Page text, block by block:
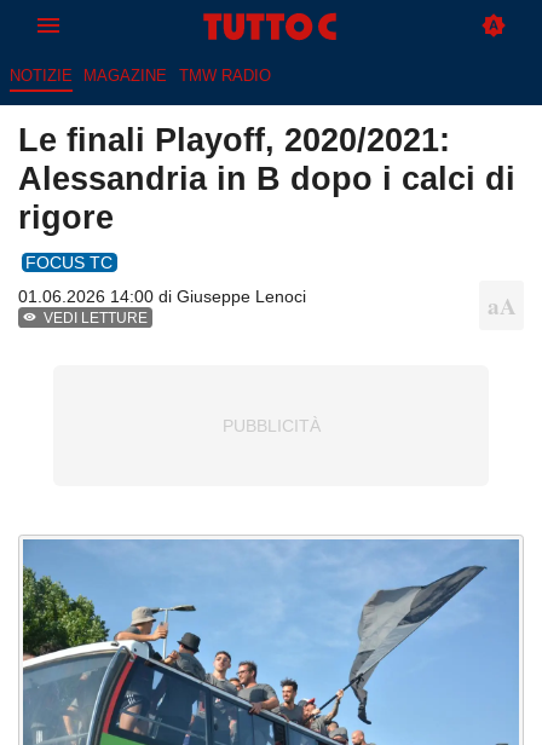
NOTIZIE MAGAZINE TMW RADIO
Le finali Playoff, 2020/2021:
Alessandria in B dopo i calci di
rigore
FOCUS TC
01.06.2026 14:00 di Giuseppe Lenoci
VEDI LETTURE